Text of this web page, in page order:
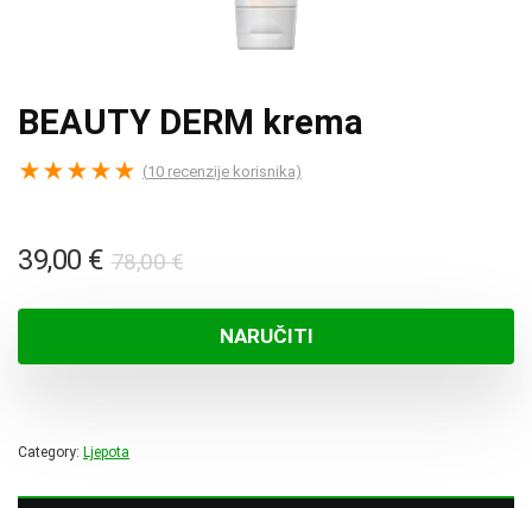
BEAUTY DERM krema
★★★★★ (10 recenzije korisnika)
78,00€Izvorna
bila
je:
39,00 €
Trenutna
39,00 €.
NARUČITI
Category: Ljepota